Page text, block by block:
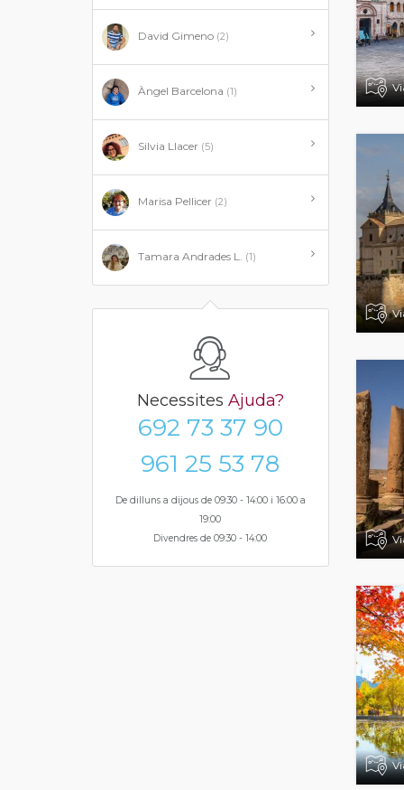
David Gimeno (2)
Àngel Barcelona (1)
Silvia Llacer (5)
Marisa Pellicer (2)
Tamara Andrades L. (1)
Necessites Ajuda?
692 73 37 90
961 25 53 78
De dilluns a dijous de 09:30 - 14:00 i 16:00 a
19:00
Divendres de 09:30 - 14:00